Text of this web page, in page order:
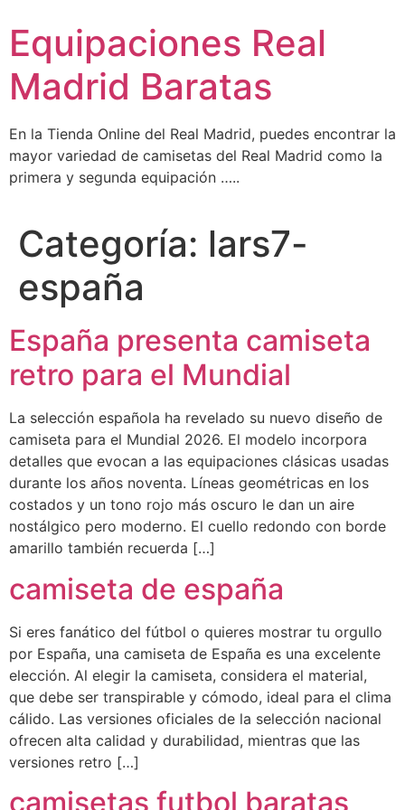
contenido
Equipaciones Real
Madrid Baratas
En la Tienda Online del Real Madrid, puedes encontrar la
mayor variedad de camisetas del Real Madrid como la
primera y segunda equipación …..
Categoría: lars7-
españa
España presenta camiseta
retro para el Mundial
La selección española ha revelado su nuevo diseño de
camiseta para el Mundial 2026. El modelo incorpora
detalles que evocan a las equipaciones clásicas usadas
durante los años noventa. Líneas geométricas en los
costados y un tono rojo más oscuro le dan un aire
nostálgico pero moderno. El cuello redondo con borde
amarillo también recuerda […]
camiseta de españa
Si eres fanático del fútbol o quieres mostrar tu orgullo
por España, una camiseta de España es una excelente
elección. Al elegir la camiseta, considera el material,
que debe ser transpirable y cómodo, ideal para el clima
cálido. Las versiones oficiales de la selección nacional
ofrecen alta calidad y durabilidad, mientras que las
versiones retro […]
camisetas futbol baratas